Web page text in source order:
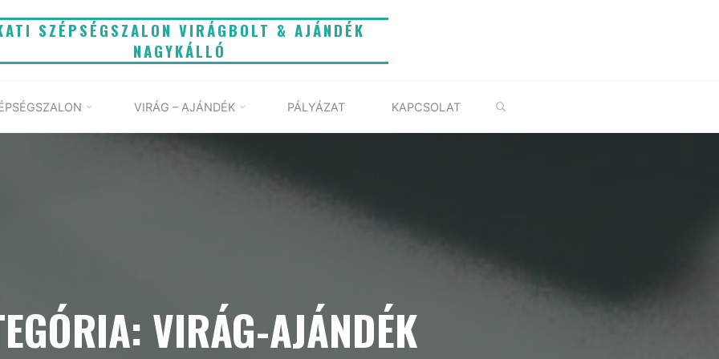
SZÉPSÉGSZALON VIRÁGBOLT & AJÁNDÉK
NAGYKÁLLÓ
VIRÁG – AJÁNDÉK PÁLYÁZAT KAPCSOLAT
VIRÁG-AJÁNDÉK